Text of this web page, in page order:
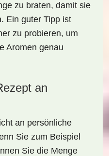
zu braten, damit sie
Ein guter Tipp ist
zu probieren, um
Aromen genau
an
an persönliche
Sie zum Beispiel
Sie die Menge